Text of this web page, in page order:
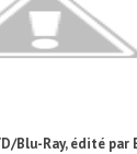
Blu-Ray, édité